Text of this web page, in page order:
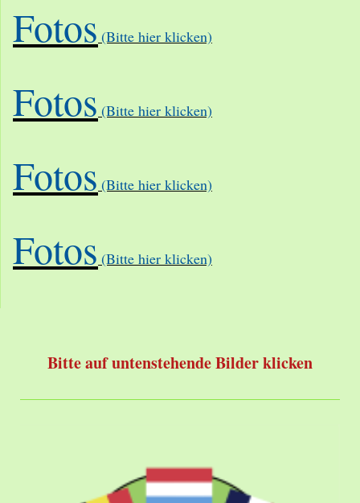
Fotos (Bitte hier klicken)
Fotos (Bitte hier klicken)
Fotos (Bitte hier klicken)
Fotos (Bitte hier klicken)
Bitte auf untenstehende Bilder klicken